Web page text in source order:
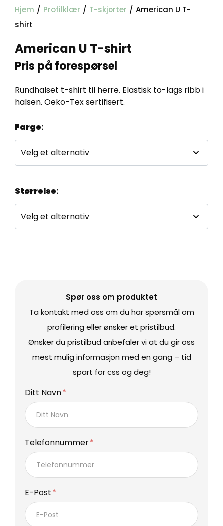
Hjem / Profilklær / T-skjorter / American U T-
shirt
American U T-shirt
Pris på forespørsel
Rundhalset t-shirt til herre. Elastisk to-lags ribb i
halsen. Oeko-Tex sertifisert.
Farge:
Størrelse:
Spør oss om produktet
Ta kontakt med oss om du har spørsmål om
profilering eller ønsker et pristilbud.
Ønsker du pristilbud anbefaler vi at du gir oss
mest mulig informasjon med en gang – tid
spart for oss og deg!
Ditt Navn
Telefonnummer
E-Post